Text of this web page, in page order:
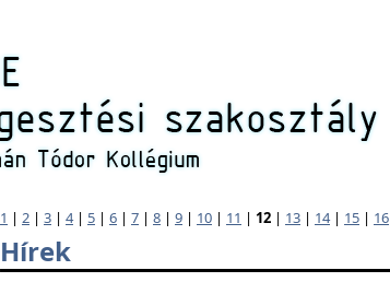
1 | 2 | 3 | 4| 5 | 6 | 7 | 8 | 9 | 10 | 11 | 12 | 13 | 14| 15 | 16
Hírek